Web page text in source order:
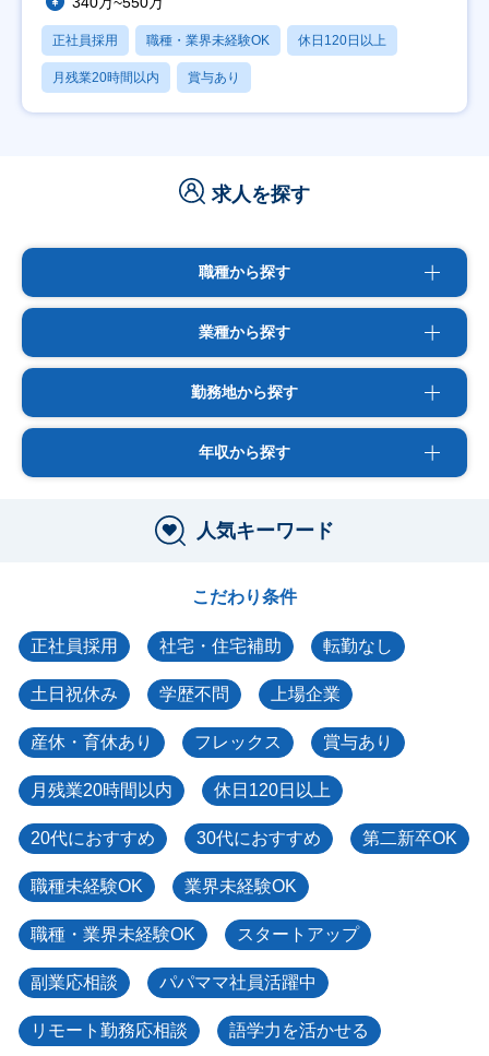
正社員採用 職種・業界未経験OK 休日120日以上
月残業20時間以内 賞与あり
求人を探す
職種から探す
業種から探す
勤務地から探す
年収から探す
人気キーワード
こだわり条件
正社員採用 社宅・住宅補助 転勤なし
土日祝休み 学歴不問 上場企業
産休・育休あり フレックス 賞与あり
月残業20時間以内 休日120日以上
20代におすすめ 30代におすすめ 第二新卒OK
職種未経験OK 業界未経験OK
職種・業界未経験OK スタートアップ
副業応相談 パパママ社員活躍中
リモート勤務応相談 語学力を活かせる